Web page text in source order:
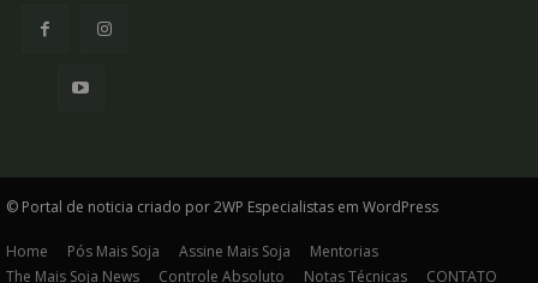
© Portal de noticia criado por 2WP Especialistas em WordPress
Home Pós Mais Soja Assine Mais Soja
Mentorias
The Mais Soja News
Controle Absoluto Notas Técnicas CONTATO